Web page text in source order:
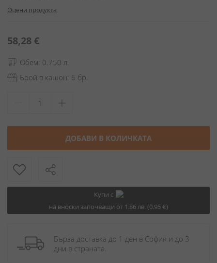
снимки
Оцени продукта
58,28 €
Обем: 0.750 л.
Брой в кашон: 6 бр.
ДОБАВИ В КОЛИЧКАТА
Купи с
на вноски започващи от 1.86 лв. (0.95 €)
Бърза доставка до 1 ден в София и до 3
дни в страната.